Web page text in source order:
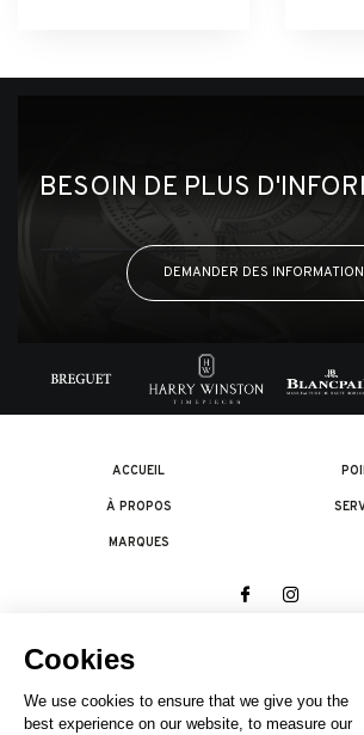
BESOIN DE PLUS
DEMANDER DES
ACCUEIL
À PROPOS
MARQUES